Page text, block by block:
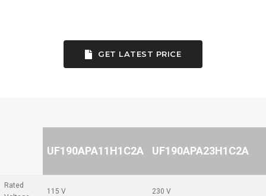
GET LATEST PRICE
UF190APA11H1C2A UF190APA23H1C2A
Rated
115 V 230 V